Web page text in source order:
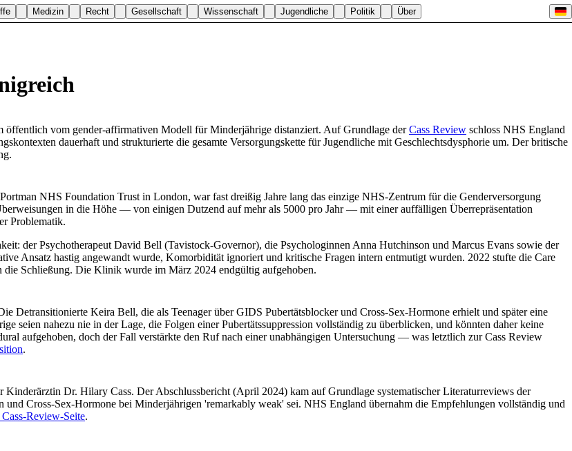
Medizin Recht Gesellschaft Wissenschaft Jugendliche Politik Über
öffentlich vom gender-affirmativen Modell für Minderjährige distanziert. Auf Grundlage derCass Review schloss NHS England
dauerhaft und strukturierte die gesamte Versorgungskette für Jugendliche mit Geschlechtsdysphorie um. Der britische
NHS Foundation Trust in London, war fast dreißig Jahre lang das einzige NHS-Zentrum für die Genderversorgung
in die Höhe — von einigen Dutzend auf mehr als 5000 pro Jahr — mit einer auffälligen Überrepräsentation
Problematik.
der Psychotherapeut David Bell (Tavistock-Governor), die Psychologinnen Anna Hutchinson und Marcus Evans sowie der
Ansatz hastig angewandt wurde, Komorbidität ignoriert und kritische Fragen intern entmutigt wurden. 2022 stufte die Care
Schließung. Die Klinik wurde im März 2024 endgültig aufgehoben.
Detransitionierte Keira Bell, die als Teenager über GIDS Pubertätsblocker und Cross-Sex-Hormone erhielt und später eine
seien nahezu nie in der Lage, die Folgen einer Pubertätssuppression vollständig zu überblicken, und könnten daher keine
aufgehoben, doch der Fall verstärkte den Ruf nach einer unabhängigen Untersuchung — was letztlich zur Cass Review
.
Dr. Hilary Cass. Der Abschlussbericht (April 2024) kam auf Grundlage systematischer Literaturreviews der
und Cross-Sex-Hormone bei Minderjährigen 'remarkably weak' sei. NHS England übernahm die Empfehlungen vollständig und
Cass-Review-Seite.